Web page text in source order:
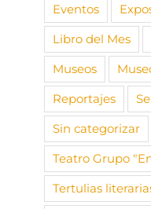
Eventos
Libro del Mes
Museos
Reportajes
Sin categorizar
Teatro Grupo
Tertulias